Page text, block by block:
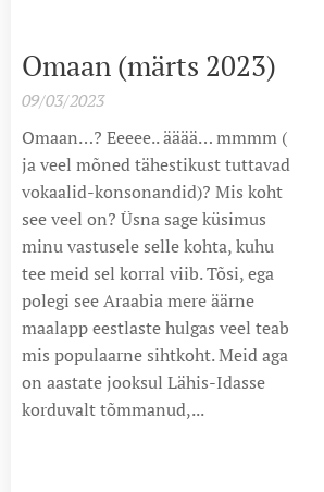
Omaan (märts 2023)
09/03/2023
Omaan…? Eeeee.. ääää… mmmm (
ja veel mõned tähestikust tuttavad
vokaalid-konsonandid)? Mis koht
see veel on? Üsna sage küsimus
minu vastusele selle kohta, kuhu
tee meid sel korral viib. Tõsi, ega
polegi see Araabia mere äärne
maalapp eestlaste hulgas veel teab
mis populaarne sihtkoht. Meid aga
on aastate jooksul Lähis-Idasse
korduvalt tõmmanud,...